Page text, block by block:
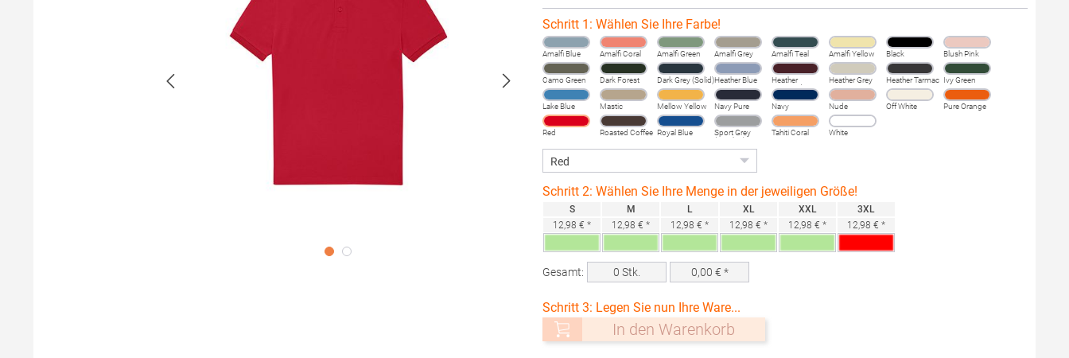
Schritt 1: Wählen Sie Ihre Farbe!
Amalfi Blue Amalfi Coral Amalfi Green Amalfi Grey Amalfi Teal Amalfi Yellow Black Blush Pink
Camo Green Dark Forest Dark Grey (Solid)Heather Blue
Heather
Burgundy
Heather Grey
Fog
Heather Tarmac Ivy Green
Lake Blue Mastic Mellow Yellow Navy Pure Navy Nude Off White Pure Orange
Red Roasted Coffee Royal Blue
Sport Grey
(Heather)
Tahiti Coral White
Schritt 2: Wählen Sie Ihre Menge in der jeweiligen Größe!
S
12,98 € *
M
12,98 € *
L
12,98 € *
XL
12,98 € *
XXL
12,98 € *
3XL
12,98 € *
Gesamt: 0 Stk. 0,00 € *
Schritt 3: Legen Sie nun Ihre Ware...
In den Warenkorb